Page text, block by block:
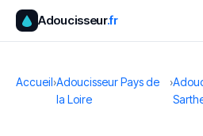
Adoucisseur.fr
Accueil›Adoucisseur Pays de
la Loire
›